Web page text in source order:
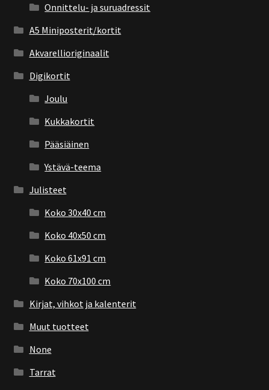
Onnittelu- ja suruadressit
A5 Miniposterit/kortit
Akvarellioriginaalit
Digikortit
Joulu
Kukkakortit
Pääsiäinen
Ystävä-teema
Julisteet
Koko 30x40 cm
Koko 40x50 cm
Koko 61x91 cm
Koko 70x100 cm
Kirjat, vihkot ja kalenterit
Muut tuotteet
None
Tarrat